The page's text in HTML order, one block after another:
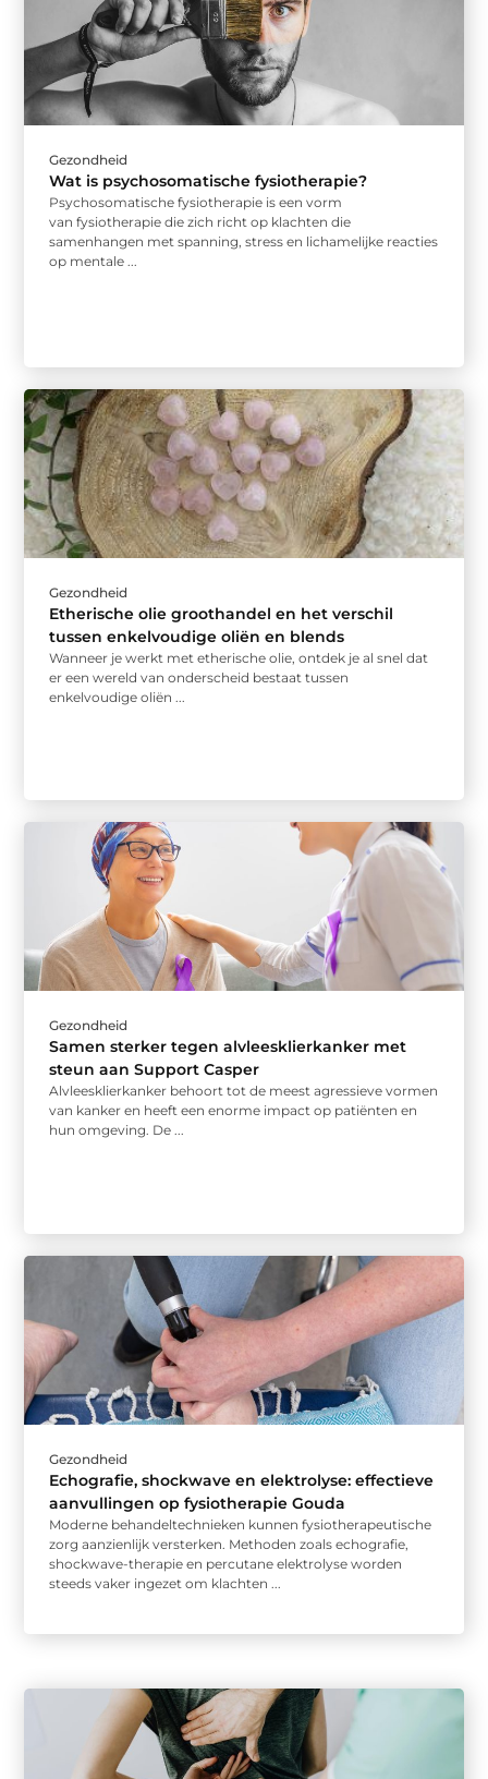
Gezondheid
Wat is psychosomatische fysiotherapie?
Psychosomatische fysiotherapie is een vorm
van fysiotherapie die zich richt op klachten die
samenhangen met spanning, stress en lichamelijke reacties
op mentale ...
Gezondheid
Etherische olie groothandel en het verschil
tussen enkelvoudige oliën en blends
Wanneer je werkt met etherische olie, ontdek je al snel dat
er een wereld van onderscheid bestaat tussen
enkelvoudige oliën ...
Gezondheid
Samen sterker tegen alvleesklierkanker met
steun aan Support Casper
Alvleesklierkanker behoort tot de meest agressieve vormen
van kanker en heeft een enorme impact op patiënten en
hun omgeving. De ...
Gezondheid
Echografie, shockwave en elektrolyse: effectieve
aanvullingen op fysiotherapie Gouda
Moderne behandeltechnieken kunnen fysiotherapeutische
zorg aanzienlijk versterken. Methoden zoals echografie,
shockwave-therapie en percutane elektrolyse worden
steeds vaker ingezet om klachten ...